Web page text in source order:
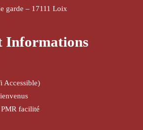
garde – 17111 Loix
Informations
Accessible)
facilité